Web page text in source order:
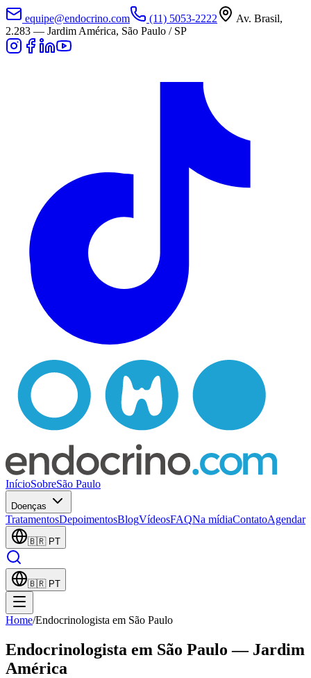
equipe@endocrino.com (11) 5053-2222
Av. Brasil,
2.283 — Jardim América, São Paulo / SP
InícioSobreSão Paulo
Doenças
TratamentosDepoimentosBlogVídeosFAQNa mídiaContatoAgendar
🇧🇷 PT
🇧🇷 PT
Home/Endocrinologista em São Paulo
Endocrinologista em São Paulo — Jardim
América